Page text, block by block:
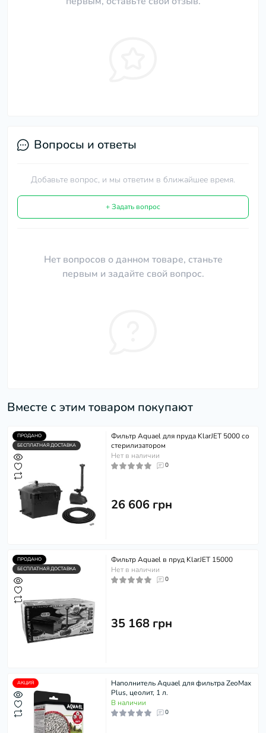
Вопросы и ответы
Добавьте вопрос, и мы ответим в ближайшее время.
+ Задать вопрос
Нет вопросов о данном товаре, станьте
первым и задайте свой вопрос.
Вместе с этим товаром покупают
ПРОДАНО
БЕСПЛАТНАЯ ДОСТАВКА
Фильтр Aquael для пруда KlarJET 5000 со
стерилизатором
Нет в наличии
0
26 606 грн
ПРОДАНО
БЕСПЛАТНАЯ ДОСТАВКА
Фильтр Aquael в пруд KlarJET 15000
Нет в наличии
0
35 168 грн
АКЦИЯ
Наполнитель Aquael для фильтра ZeoMax
Plus, цеолит, 1 л.
В наличии
0